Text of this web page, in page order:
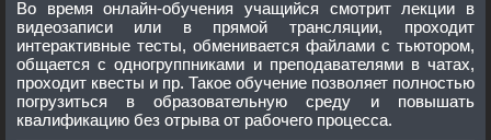
Во время онлайн-обучения учащийся смотрит лекции в
видеозаписи или в прямой трансляции, проходит
интерактивные тесты, обменивается файлами с тьютором,
общается с одногруппниками и преподавателями в чатах,
проходит квесты и пр. Такое обучение позволяет полностью
погрузиться в образовательную среду и повышать
квалификацию без отрыва от рабочего процесса.